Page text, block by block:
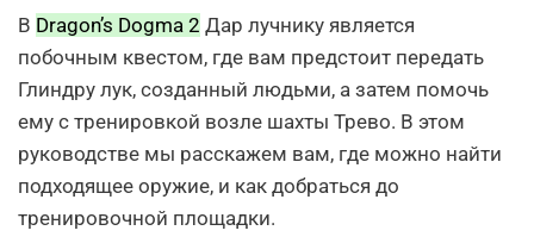
В Dragon’s Dogma 2 Дар лучнику является
побочным квестом, где вам предстоит передать
Глиндру лук, созданный людьми, а затем помочь
ему с тренировкой возле шахты Трево. В этом
руководстве мы расскажем вам, где можно найти
подходящее оружие, и как добраться до
тренировочной площадки.